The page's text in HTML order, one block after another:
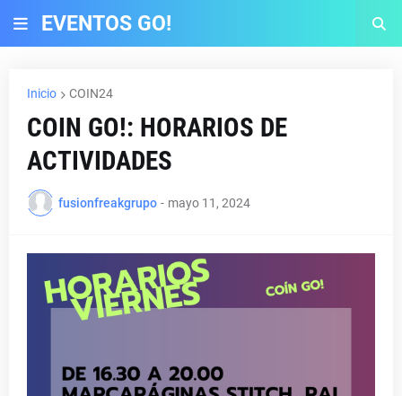
EVENTOS GO!
Inicio COIN24
COIN GO!: HORARIOS DE
ACTIVIDADES
fusionfreakgrupo - mayo 11, 2024